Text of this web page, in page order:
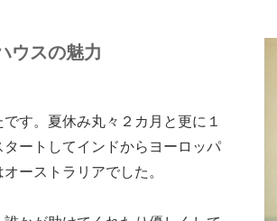
ウスの魅力
す。夏休み丸々２カ月と更に１
ートしてインドからヨーロッパ
ーストラリアでした。